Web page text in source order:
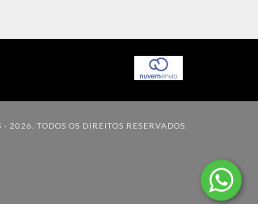
TODOS OS DIREITOS RESERVADOS.